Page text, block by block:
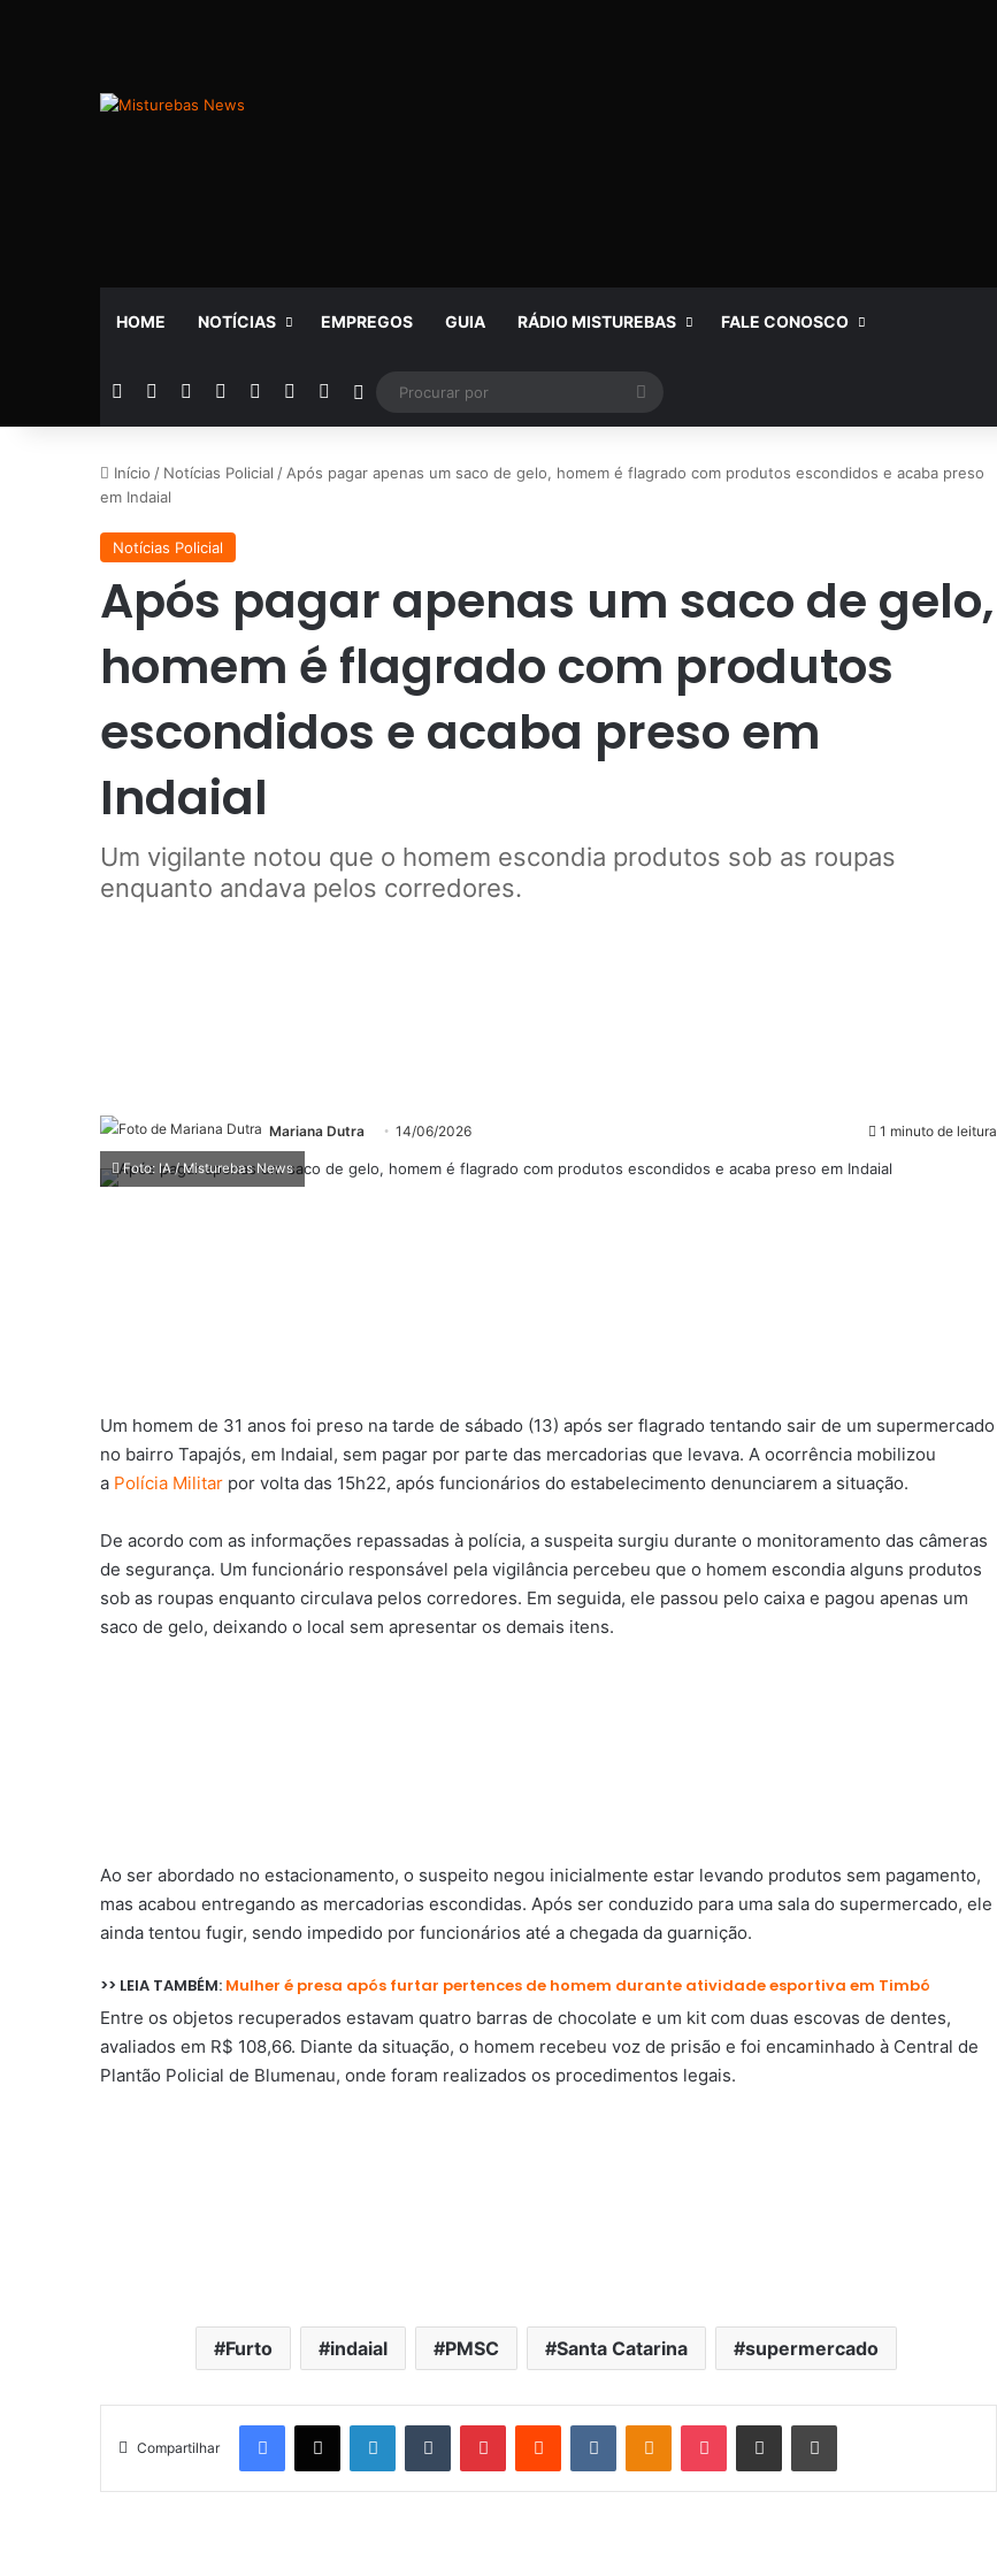
HOME NOTÍCIAS EMPREGOS GUIA RÁDIO MISTUREBAS FALE CONOSCO
Facebook YouTubeInstagramTelegramWhatsApp
Rádio Switch skin
por
Início / Notícias Policial / Após pagar apenas um saco de gelo, homem é flagrado com produtos escondidos e acaba preso
em Indaial
Notícias Policial
Após pagar apenas um saco de gelo,
homem é flagrado com produtos
escondidos e acaba preso em
Indaial
Um vigilante notou que o homem escondia produtos sob as roupas
enquanto andava pelos corredores.
Mariana Dutra 14/06/2026 1 minuto de leitura
Foto: IA / Misturebas News
Um homem de 31 anos foi preso na tarde de sábado (13) após ser flagrado tentando sair de um supermercado
no bairro Tapajós, em Indaial, sem pagar por parte das mercadorias que levava. A ocorrência mobilizou
a Polícia Militar por volta das 15h22, após funcionários do estabelecimento denunciarem a situação.
De acordo com as informações repassadas à polícia, a suspeita surgiu durante o monitoramento das câmeras
de segurança. Um funcionário responsável pela vigilância percebeu que o homem escondia alguns produtos
sob as roupas enquanto circulava pelos corredores. Em seguida, ele passou pelo caixa e pagou apenas um
saco de gelo, deixando o local sem apresentar os demais itens.
Ao ser abordado no estacionamento, o suspeito negou inicialmente estar levando produtos sem pagamento,
mas acabou entregando as mercadorias escondidas. Após ser conduzido para uma sala do supermercado, ele
ainda tentou fugir, sendo impedido por funcionários até a chegada da guarnição.
>> LEIA TAMBÉM: Mulher é presa após furtar pertences de homem durante atividade esportiva em Timbó
Entre os objetos recuperados estavam quatro barras de chocolate e um kit com duas escovas de dentes,
avaliados em R$ 108,66. Diante da situação, o homem recebeu voz de prisão e foi encaminhado à Central de
Plantão Policial de Blumenau, onde foram realizados os procedimentos legais.
Furto indaial PMSC Santa Catarina supermercado
Compartilhar